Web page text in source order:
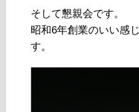
そして懇親会です。
昭和6年創業のいい感
す。